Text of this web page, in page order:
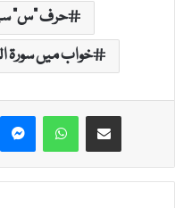
حرف "س"
خواب میں سورۃ
MessengerWhatsAppShare via Email